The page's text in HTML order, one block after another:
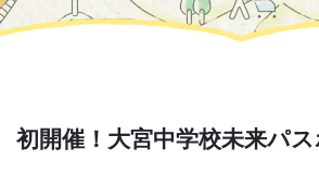
初開催！大宮中学校未来パス